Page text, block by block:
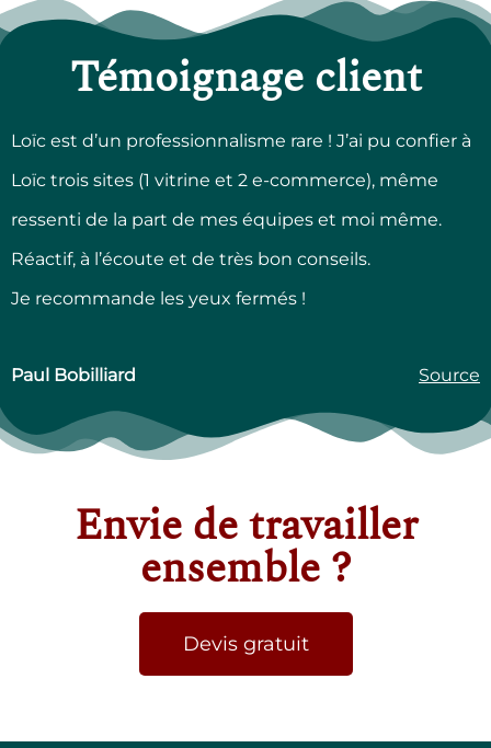
Témoignage client
Loïc est d’un professionnalisme rare ! J’ai pu confier à
Loïc trois sites (1 vitrine et 2 e-commerce), même
ressenti de la part de mes équipes et moi même.
Réactif, à l’écoute et de très bon conseils.
Je recommande les yeux fermés !
Paul Bobilliard Source
Envie de travailler
ensemble ?
Devis gratuit